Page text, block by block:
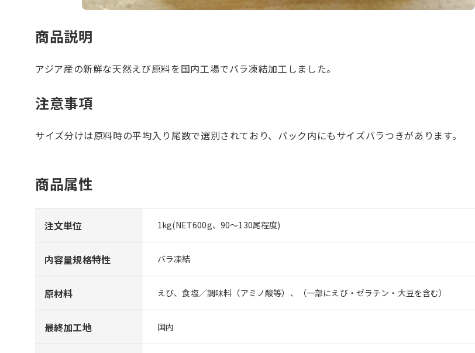
商品説明
アジア産の新鮮な天然えび原料を国内工場でバラ凍結加工しました。
注意事項
サイズ分けは原料時の平均入り尾数で選別されており、パック内にもサイズバラつきがあります。
商品属性
注文単位 1kg(NET600g、90～130尾程度)
内容量規格特性 バラ凍結
原材料 えび、食塩／調味料（アミノ酸等）、（一部にえび・ゼラチン・大豆を含む）
最終加工地 国内